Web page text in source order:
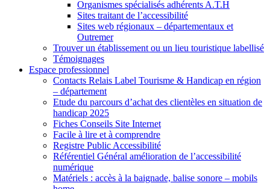
Organismes spécialisés adhérents A.T.H
Sites traitant de l’accessibilité
Sites web régionaux – départementaux et
Outremer
Trouver un établissement ou un lieu touristique labellisé
Témoignages
Espace professionnel
Contacts Relais Label Tourisme & Handicap en région
– département
Etude du parcours d’achat des clientèles en situation de
handicap 2025
Fiches Conseils Site Internet
Facile à lire et à comprendre
Registre Public Accessibilité
Référentiel Général amélioration de l’accessibilité
numérique
Matériels : accès à la baignade, balise sonore – mobils